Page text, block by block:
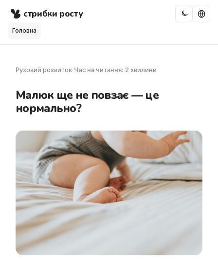
стрибки росту
Головна
Руховий розвиток·Час на читання: 2 хвилини
Малюк ще не повзає — це
нормально?